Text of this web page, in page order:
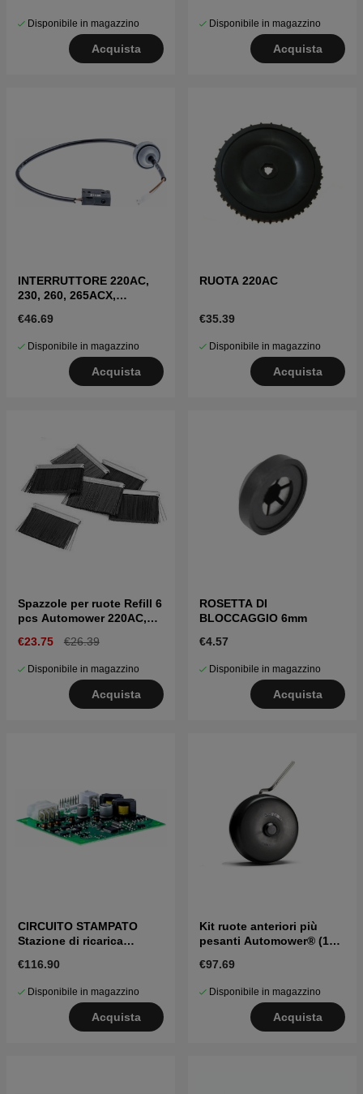
Disponibile in magazzino
Acquista
Disponibile in magazzino
Acquista
INTERRUTTORE 220AC,
230, 260, 265ACX,
€46.69
Disponibile in magazzino
Acquista
RUOTA 220AC
€35.39
Disponibile in magazzino
Acquista
Spazzole per ruote Refill 6
pcs Automower 220AC,
€23.75 €26.39
Disponibile in magazzino
Acquista
ROSETTA DI
BLOCCAGGIO 6mm
€4.57
Disponibile in magazzino
Acquista
CIRCUITO STAMPATO
Stazione di ricarica
265ACX
€116.90
Disponibile in magazzino
Acquista
Kit ruote anteriori più
pesanti Automower® (1
€97.69
Disponibile in magazzino
Acquista